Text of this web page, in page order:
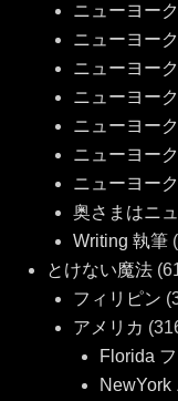
ニューヨー
ニューヨー
ニューヨー
ニューヨー
ニューヨー
ニューヨー
ニューヨー
奥さまはニ
Writing 執筆
とけない魔法
フィリピン
アメリカ
Florida
NewYork